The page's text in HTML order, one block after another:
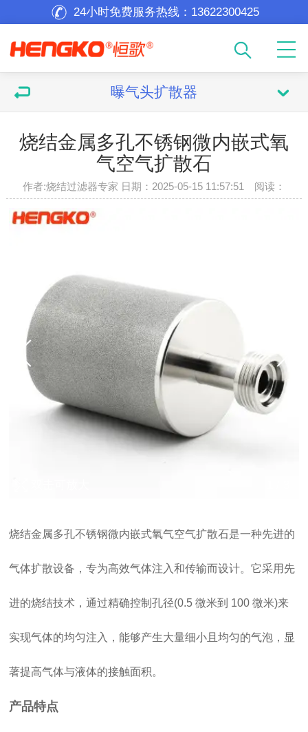
24小时免费服务热线： 13622300425
曝气头扩散器
烧结金属多孔不锈钢微内嵌式氧
气空气扩散石
作者:烧结过滤器专家 日期：2025-05-15 11:57:51 阅读：
烧结金属多孔不锈钢微内嵌式氧气空气扩散石是一种先进的
气体扩散设备，专为高效气体注入和传输而设计。它采用先
进的烧结技术，通过精确控制孔径(0.5 微米到 100 微米)来
实现气体的均匀注入，能够产生大量细小且均匀的气泡，显
著提高气体与液体的接触面积。
产品特点